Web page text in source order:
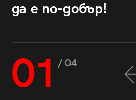
да е по-добър!
01 / 04